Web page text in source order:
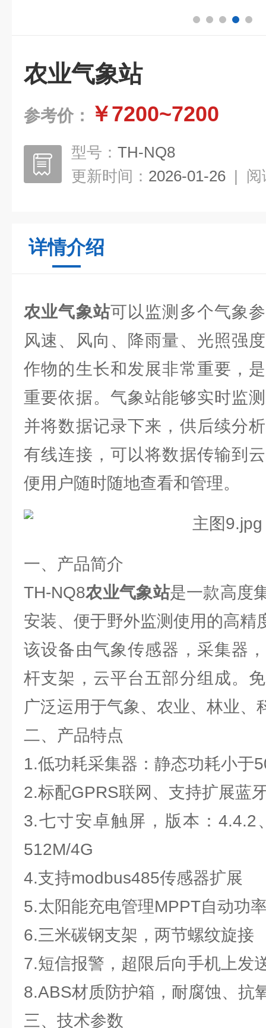
农业气象站
参考价： ￥7200~7200
型号： TH-NQ8
更新时间： 2026-01-26 | 阅
详情介绍
农业气象站可以监测多个气象
风速、风向、降雨量、光照强
作物的生长和发展非常重要，
重要依据。气象站能够实时监
并将数据记录下来，供后续分
有线连接，可以将数据传输到
便用户随时随地查看和管理。
一、产品简介
TH-NQ8农业气象站是一款高度
安装、便于野外监测使用的高精
该设备由气象传感器，采集器
杆支架，云平台五部分组成。
广泛运用于气象、农业、林业、
二、产品特点
1.低功耗采集器：静态功耗小于
2.标配GPRS联网、支持扩展蓝
3.七寸安卓触屏，版本：
512M/4G
4.支持modbus485传感器扩展
5.太阳能充电管理MPPT自动功
6.三米碳钢支架，两节螺纹旋接
7.短信报警，超限后向手机上发
8.ABS材质防护箱，耐腐蚀、抗
三、技术参数